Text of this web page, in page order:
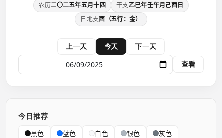
农历二〇二五年五月十四 干支乙巳年壬午月己酉日
日地支酉（五行：金）
上一天 今天
下一天
查看
今日推荐
黑色 蓝色 白色 银色
灰色